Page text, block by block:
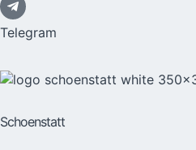
Telegram
Schoenstatt